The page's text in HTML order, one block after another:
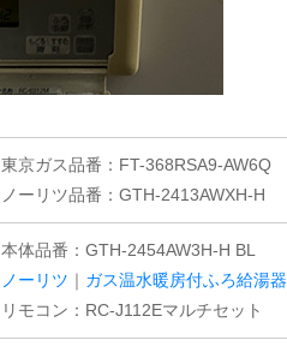
東京ガス品番：FT-368RSA9-AW6Q
ノーリツ品番：GTH-2413AWXH-H
本体品番：GTH-2454AW3H-H BL
ノーリツ ｜ ガス温水暖房付ふろ給湯器
リモコン：RC-J112Eマルチセット